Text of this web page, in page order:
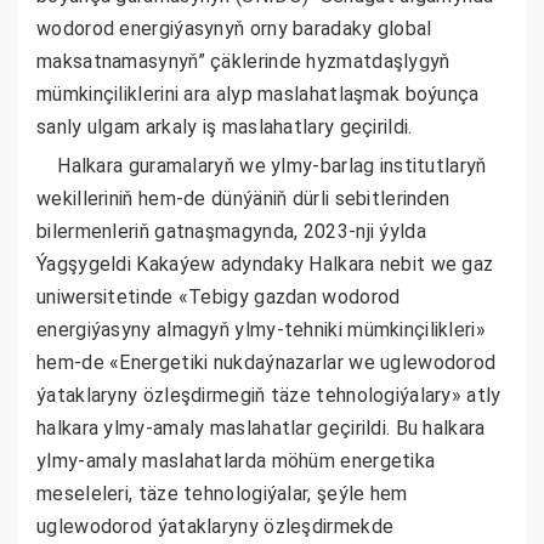
wodorod energiýasynyň orny baradaky global
maksatnamasynyň” çäklerinde hyzmatdaşlygyň
mümkinçiliklerini ara alyp maslahatlaşmak boýunça
sanly ulgam arkaly iş maslahatlary geçirildi.
Halkara guramalaryň we ylmy-barlag institutlaryň
wekilleriniň hem-de dünýäniň dürli sebitlerinden
bilermenleriň gatnaşmagynda, 2023-nji ýylda
Ýagşygeldi Kakaýew adyndaky Halkara nebit we gaz
uniwersitetinde «Tebigy gazdan wodorod
energiýasyny almagyň ylmy-tehniki mümkinçilikleri»
hem-de «Energetiki nukdaýnazarlar we uglewodorod
ýataklaryny özleşdirmegiň täze tehnologiýalary» atly
halkara ylmy-amaly maslahatlar geçirildi. Bu halkara
ylmy-amaly maslahatlarda möhüm energetika
meseleleri, täze tehnologiýalar, şeýle hem
uglewodorod ýataklaryny özleşdirmekde